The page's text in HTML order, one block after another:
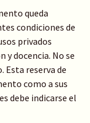
queda
condiciones de
privados
y docencia. No se
Esta reserva de
como a sus
debe indicarse el